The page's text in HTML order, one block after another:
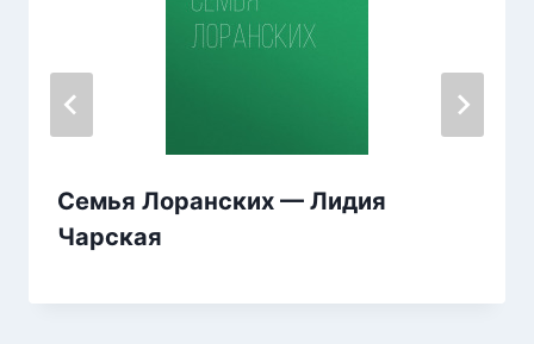
Семья Лоранских — Лидия
Чарская